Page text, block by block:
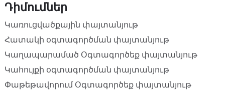
Դիմումներ
Կառուցվածքային փայտանյութ
Հատակի օգտագործման փայտանյութ
Կաղապարամած Օգտագործեք փայտանյութ
Կահույքի օգտագործման փայտանյութ
Փաթեթավորում Օգտագործեք փայտանյութ